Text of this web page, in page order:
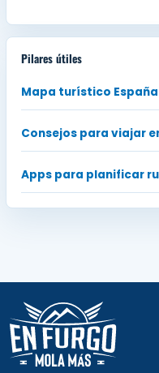
Pilares útiles
Mapa turístico
Consejos para viajar
Apps para planificar